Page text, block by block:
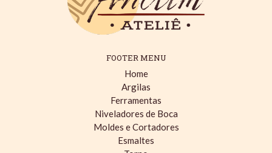
FOOTER MENU
Home
Argilas
Ferramentas
Niveladores de Boca
Moldes e Cortadores
Esmaltes